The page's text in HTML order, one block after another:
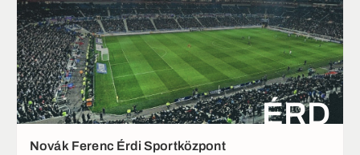
ÉRD
Novák Ferenc Érdi Sportközpont